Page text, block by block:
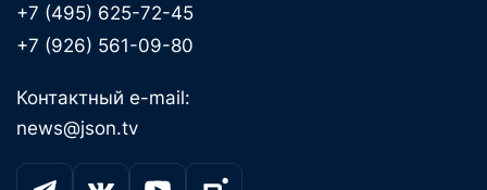
+7 (495) 625-72-45
+7 (926) 561-09-80
Контактный e-mail:
news@json.tv